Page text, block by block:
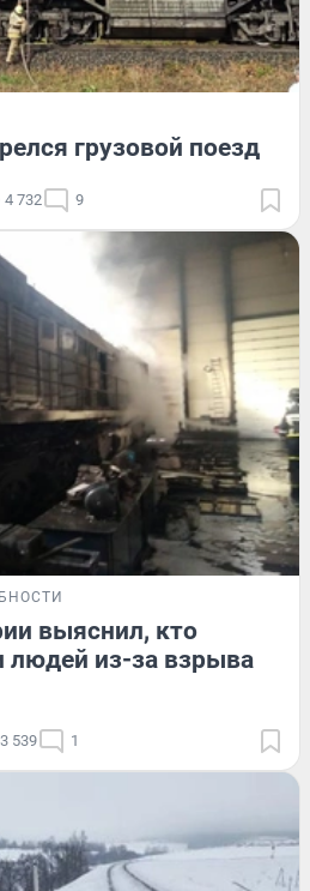
грузовой поезд
4 732 9
выяснил, кто
людей из-за взрыва
3 539 1